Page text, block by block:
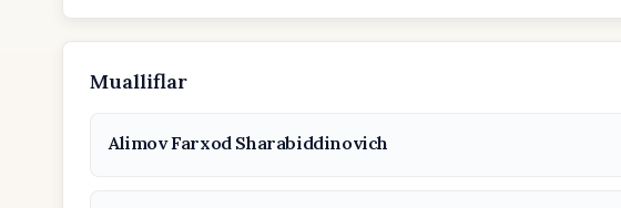
Mualliflar
Alimov Farxod Sharabiddinovich